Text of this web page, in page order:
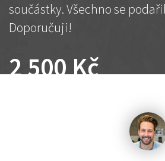
součástky. Všechno se
Doporučuji!
2 500 Kč